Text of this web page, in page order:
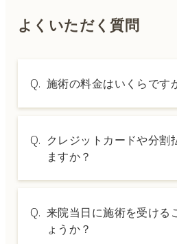
よくいただく質問
Q. 施術の料金はいくらです
は料金表ページをご確認い
セリングでご案内いたします
Q. クレジットカードや分割
ますか？
した分割払いも可能です。
フにお問い合わせください。
Q. 来院当日に施術を受ける
ょうか？